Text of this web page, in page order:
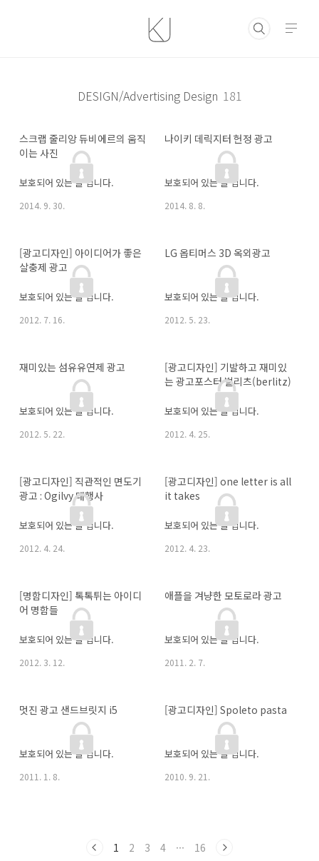
DESIGN/Advertising Design 181
스크랩 줄리앙 듀비에르의 움직
이는 사진
보호되어 있는 글 입니다.
2014. 9. 30.
나이키 데릭지터 헌정 광고
보호되어 있는 글 입니다.
2014. 8. 8.
[광고디자인] 아이디어가 좋은
살충제 광고
보호되어 있는 글 입니다.
2012. 7. 16.
LG 옵티머스 3D 옥외광고
보호되어 있는 글 입니다.
2012. 5. 23.
재미있는 섬유유연제 광고
보호되어 있는 글 입니다.
2012. 5. 22.
[광고디자인] 기발하고 재미있
는 광고포스터 벌리츠(berlitz)
보호되어 있는 글 입니다.
2012. 4. 25.
[광고디자인] 직관적인 면도기
광고 : Ogilvy 대행사
보호되어 있는 글 입니다.
2012. 4. 24.
[광고디자인] one letter is all
it takes
보호되어 있는 글 입니다.
2012. 4. 23.
[명함디자인] 톡톡튀는 아이디
어 명함들
보호되어 있는 글 입니다.
2012. 3. 12.
애플을 겨냥한 모토로라 광고
보호되어 있는 글 입니다.
2011. 2. 7.
멋진 광고 샌드브릿지 i5
보호되어 있는 글 입니다.
2011. 1. 8.
[광고디자인] Spoleto pasta
보호되어 있는 글 입니다.
2010. 9. 21.
1 2 3 4 ··· 16